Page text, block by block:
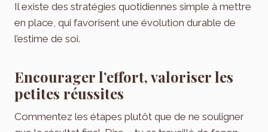
Il existe des stratégies quotidiennes simple à mettre
en place, qui favorisent une évolution durable de
l’estime de soi.
Encourager l’effort, valoriser les
petites réussites
Commentez les étapes plutôt que de ne souligner